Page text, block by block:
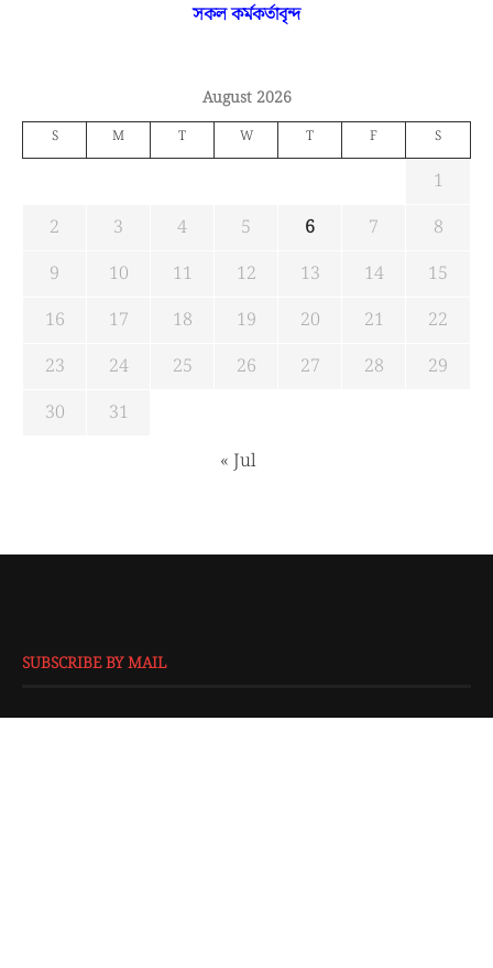
সকল কর্মকর্তাবৃন্দ
August 2026
S M T W T F S
1
2
3 4 5 6 7
8
9
10 11 12 13 14
15
16
17 18 19 20 21
22
23
24 25 26 27 28
29
30
31
« Jul
SUBSCRIBE BY MAIL